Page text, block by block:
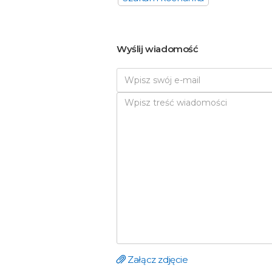
Wyślij wiadomość
Załącz zdjęcie